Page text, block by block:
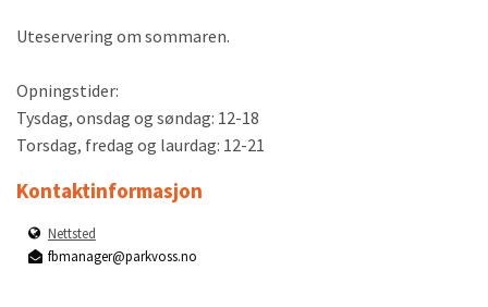
Uteservering om sommaren.
Opningstider:
Tysdag, onsdag og søndag: 12-18
Torsdag, fredag og laurdag: 12-21
Kontaktinformasjon
Nettsted
fbmanager@parkvoss.no